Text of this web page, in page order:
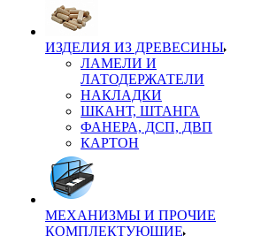
ИЗДЕЛИЯ ИЗ ДРЕВЕСИНЫ
ЛАМЕЛИ И
ЛАТОДЕРЖАТЕЛИ
НАКЛАДКИ
ШКАНТ, ШТАНГА
ФАНЕРА, ДСП, ДВП
КАРТОН
МЕХАНИЗМЫ И ПРОЧИЕ
КОМПЛЕКТУЮЩИЕ